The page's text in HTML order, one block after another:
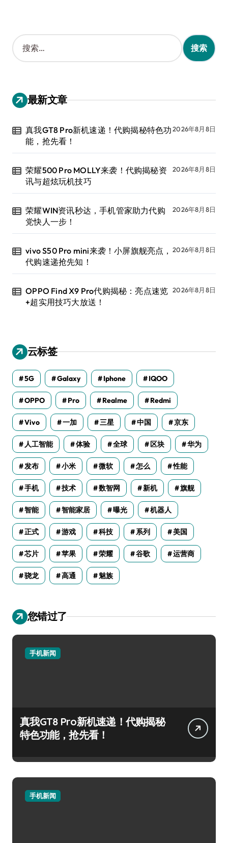
搜
索
：
最新文章
真我GT8 Pro新机速递！代购揭秘特色功
能，抢先看！
2026年8月8日
荣耀500 Pro MOLLY来袭！代购揭秘资
讯与超炫玩机技巧
2026年8月8日
荣耀WIN资讯秒达，手机管家助力代购
党快人一步！
2026年8月8日
vivo S50 Pro mini来袭！小屏旗舰亮点，
代购速递抢先知！
2026年8月8日
OPPO Find X9 Pro代购揭秘：亮点速览
+超实用技巧大放送！
2026年8月8日
云标签
5G Galaxy Iphone IQOO
OPPO Pro Realme Redmi
Vivo 一加 三星 中国 京东
人工智能 体验 全球 区块 华为
发布 小米 微软 怎么 性能
手机 技术 数智网 新机 旗舰
智能 智能家居 曝光 机器人
正式 游戏 科技 系列 美国
芯片 苹果 荣耀 谷歌 运营商
骁龙 高通 魅族
您错过了
手机新闻
真我GT8 Pro新机速递！代购揭秘
特色功能，抢先看！
手机新闻